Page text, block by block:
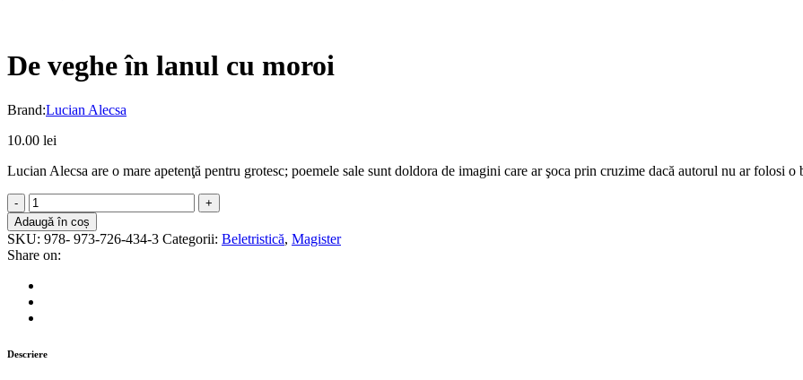
De veghe în lanul cu moroi
Brand:Lucian Alecsa
10.00 lei
Lucian Alecsa are o mare apetenţă pentru grotesc; poemele sale sunt doldora de imagini care ar şoca prin cruzime dacă autorul nu ar folosi
De
veghe
în
lanul
cu
moroi
quantity
Adaugă în coș
SKU: 978- 973-726-434-3 Categorii: Beletristică, Magister
Share on:
Descriere